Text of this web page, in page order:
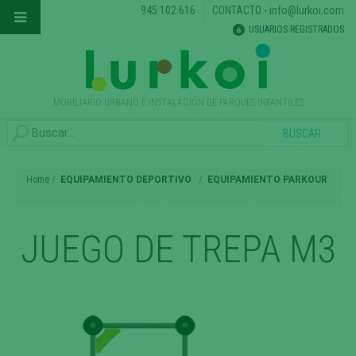
MOBILIARIO URBANO E INSTALACIÓN DE PARQUES INFANTILES
945 102 616 CONTACTO - info@lurkoi.com
USUARIOS REGISTRADOS
Home EQUIPAMIENTO DEPORTIVO EQUIPAMIENTO PARKOUR
JUEGO DE TREPA M3